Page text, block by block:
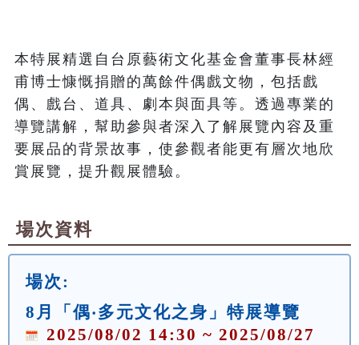
本特展精選自台原藝術文化基金會董事長林經
甫博士慷慨捐贈的萬餘件偶戲文物，包括戲
偶、戲台、道具、劇本與面具等。透過專業的
導覽講解，幫助參與者深入了解展覽內容及重
要展品的背景故事，使參觀者能更有層次地欣
賞展覽，提升觀展體驗。
場次資料
場次:
8月「偶‧多元文化之身」特展導覽
2025/08/02 14:30 ~ 2025/08/27